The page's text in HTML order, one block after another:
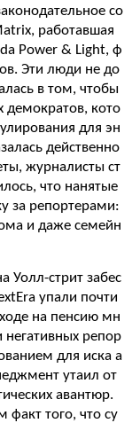
со
работавшая
Power & Light, ф
Эти люди не до
в том, чтобы
демократов, кото
для эн
действенно
журналисты ст
что нанятые
за репортерами:
и даже семейн
Уолл-стрит забес
упали почти
на пенсию мн
негативных репор
для иска а
утаил от
авантюр.
факт того, что су